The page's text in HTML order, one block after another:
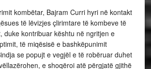
kombëtar, Bajram Curri hyri në kontakt
të lëvizjes çlirimtare të kombeve të
duke kontribuar kështu në ngritjen e
të miqësisë e bashkëpunimit
se popujt e vegjël e të robëruar duhet
e shoqëroi atë përgjatë gjithë